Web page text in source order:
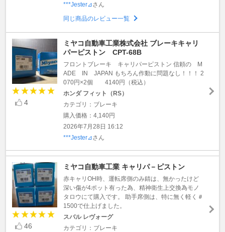
***Jester⊿さん
同じ商品のレビュー一覧
4
ミヤコ自動車工業株式会社 ブレーキキャリ
パーピストン CPT-68B
フロントブレーキ キャリパーピストン 信頼の M
ADE IN JAPAN もちろん作動に問題なし！！！ 2
070円×2個 4140円（税込）
ホンダ フィット（RS）
カテゴリ：ブレーキ
購入価格：4,140円
2026年7月28日 16:12
***Jester⊿さん
46
ミヤコ自動車工業 キャリパ－ピストン
赤キャリOH時、運転席側のみ錆は、無かったけど
深い傷が4ポット有った為、精神衛生上交換為モノ
タロウにて購入です。 助手席側は、特に無く軽く＃
1500で仕上げました。
スバル レヴォーグ
カテゴリ：ブレーキ